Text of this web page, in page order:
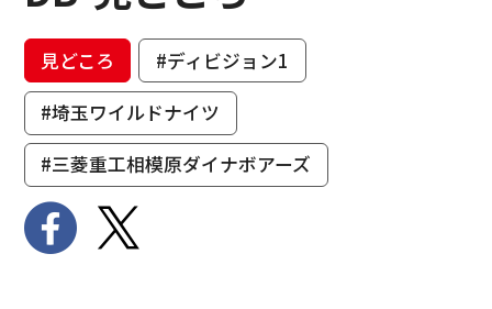
見どころ
#ディビジョン1
#埼玉ワイルドナイツ
#三菱重工相模原ダイナボアーズ